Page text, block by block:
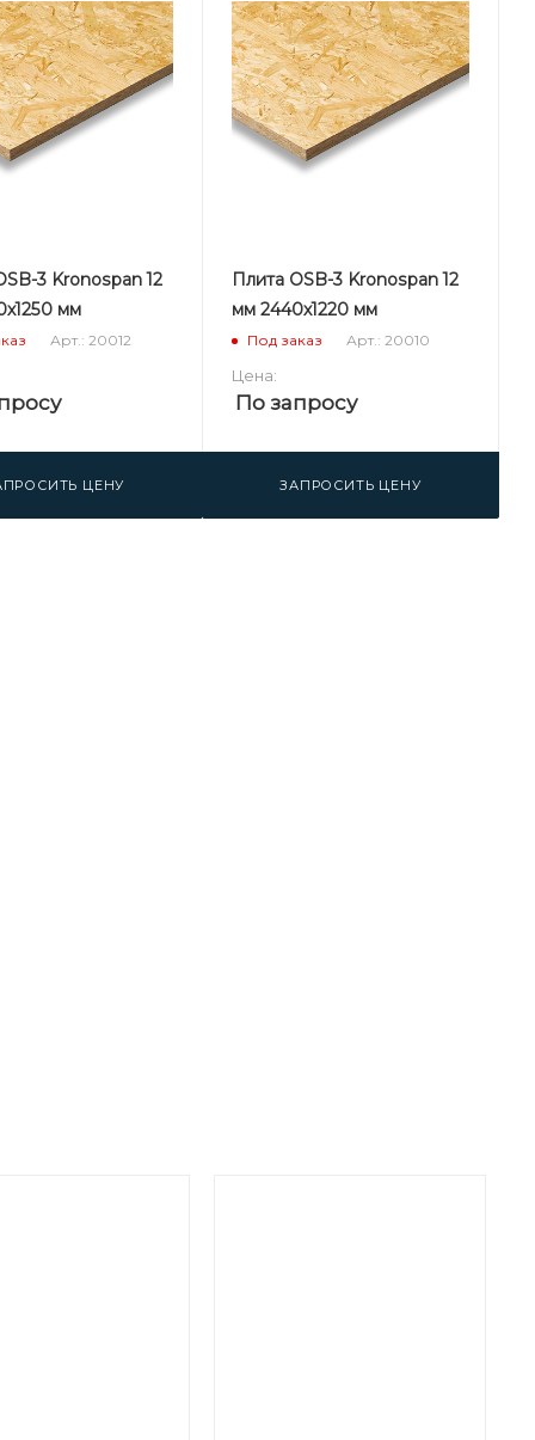
3 Kronospan 12
мм
Арт.: 20012
ЦЕНУ
Плита OSB-3 Kronospan 12
мм 2440х1220 мм
Под заказ Арт.: 20010
Цена:
По запросу
ЗАПРОСИТЬ ЦЕНУ